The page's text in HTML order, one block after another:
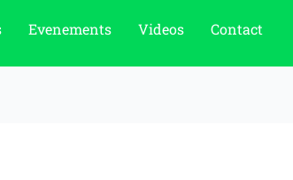
Evenements Videos Contact